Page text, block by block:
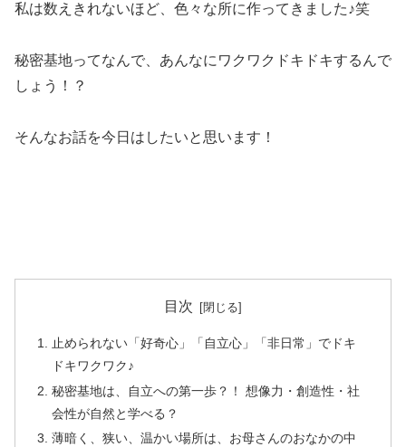
私は数えきれないほど、色々な所に作ってきました♪笑
秘密基地ってなんで、あんなにワクワクドキドキするんで
しょう！？
そんなお話を今日はしたいと思います！
目次
止められない「好奇心」「自立心」「非日常」でドキ
ドキワクワク♪
秘密基地は、自立への第一歩？！ 想像力・創造性・社
会性が自然と学べる？
薄暗く、狭い、温かい場所は、お母さんのおなかの中